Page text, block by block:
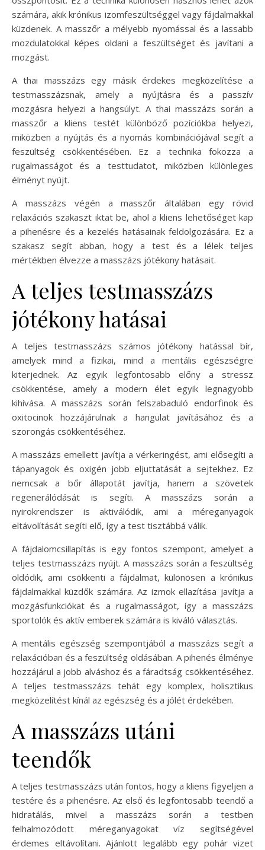
számára, akik krónikus izomfeszültséggel vagy fájdalmakkal
küzdenek. A masszőr a mélyebb nyomással és a lassabb
mozdulatokkal képes oldani a feszültséget és javítani a
mozgást.
A thai masszázs egy másik érdekes megközelítése a
testmasszázsnak, amely a nyújtásra és a passzív
mozgásra helyezi a hangsúlyt. A thai masszázs során a
masszőr a kliens testét különböző pozíciókba helyezi,
miközben a nyújtás és a nyomás kombinációjával segít a
feszültség csökkentésében. Ez a technika fokozza a
rugalmasságot és a testtudatot, miközben különleges
élményt nyújt.
A masszázs végén a masszőr általában egy rövid
relaxációs szakaszt iktat be, ahol a kliens lehetőséget kap
a pihenésre és a kezelés hatásainak feldolgozására. Ez a
szakasz segít abban, hogy a test és a lélek teljes
mértékben élvezze a masszázs jótékony hatásait.
A teljes testmasszázs
jótékony hatásai
A teljes testmasszázs számos jótékony hatással bír,
amelyek mind a fizikai, mind a mentális egészségre
kiterjednek. Az egyik legfontosabb előny a stressz
csökkentése, amely a modern élet egyik legnagyobb
kihívása. A masszázs során felszabaduló endorfinok és
oxitocinok hozzájárulnak a hangulat javításához és a
szorongás csökkentéséhez.
A masszázs emellett javítja a vérkeringést, ami elősegíti a
tápanyagok és oxigén jobb eljuttatását a sejtekhez. Ez
nemcsak a bőr állapotát javítja, hanem a szövetek
regenerálódását is segíti. A masszázs során a
nyirokrendszer is aktiválódik, ami a méreganyagok
eltávolítását segíti elő, így a test tisztábbá válik.
A fájdalomcsillapítás is egy fontos szempont, amelyet a
teljes testmasszázs nyújt. A masszázs során a feszültség
oldódik, ami csökkenti a fájdalmat, különösen a krónikus
fájdalmakkal küzdők számára. Az izmok ellazítása javítja a
mozgásfunkciókat és a rugalmasságot, így a masszázs
sportolók és aktív emberek számára is kiváló választás.
A mentális egészség szempontjából a masszázs segít a
relaxációban és a feszültség oldásában. A pihenés élménye
hozzájárul a jobb alváshoz és a fáradtság csökkentéséhez.
A teljes testmasszázs tehát egy komplex, holisztikus
megközelítést kínál az egészség és a jólét érdekében.
A masszázs utáni
teendők
A teljes testmasszázs után fontos, hogy a kliens figyeljen a
testére és a pihenésre. Az első és legfontosabb teendő a
hidratálás, mivel a masszázs során a testben
felhalmozódott méreganyagokat víz segítségével
érdemes eltávolítani. Ajánlott legalább egy pohár vizet